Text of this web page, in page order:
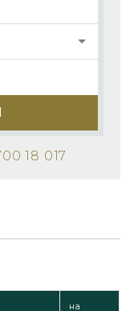
18 017
на